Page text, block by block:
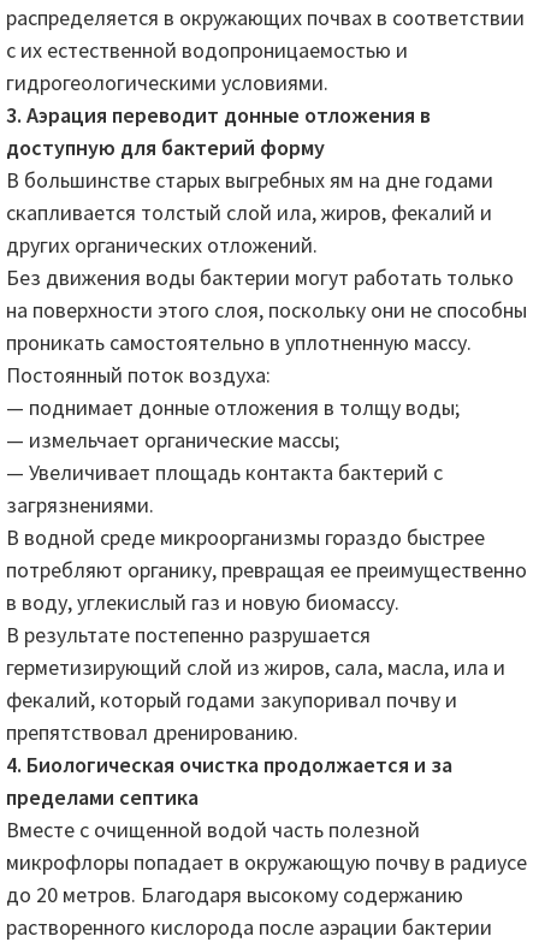
распределяется в окружающих почвах в соответствии
с их естественной водопроницаемостью и
гидрогеологическими условиями.
3. Аэрация переводит донные отложения в
доступную для бактерий форму
В большинстве старых выгребных ям на дне годами
скапливается толстый слой ила, жиров, фекалий и
других органических отложений.
Без движения воды бактерии могут работать только
на поверхности этого слоя, поскольку они не способны
проникать самостоятельно в уплотненную массу.
Постоянный поток воздуха:
— поднимает донные отложения в толщу воды;
— измельчает органические массы;
— Увеличивает площадь контакта бактерий с
загрязнениями.
В водной среде микроорганизмы гораздо быстрее
потребляют органику, превращая ее преимущественно
в воду, углекислый газ и новую биомассу.
В результате постепенно разрушается
герметизирующий слой из жиров, сала, масла, ила и
фекалий, который годами закупоривал почву и
препятствовал дренированию.
4. Биологическая очистка продолжается и за
пределами септика
Вместе с очищенной водой часть полезной
микрофлоры попадает в окружающую почву в радиусе
до 20 метров. Благодаря высокому содержанию
растворенного кислорода после аэрации бактерии